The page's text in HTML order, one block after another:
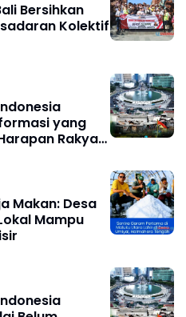
Bersihkan
Kolektif
yang
Rakyat
Makan: Desa
Mampu